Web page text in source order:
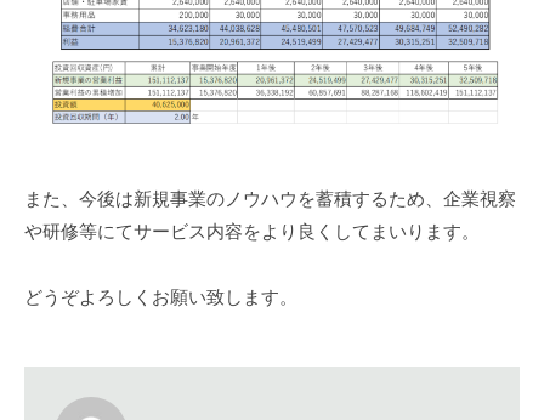
また、今後は新規事業のノウハウを蓄積するため、企業視察
や研修等にてサービス内容をより良くしてまいります。
どうぞよろしくお願い致します。